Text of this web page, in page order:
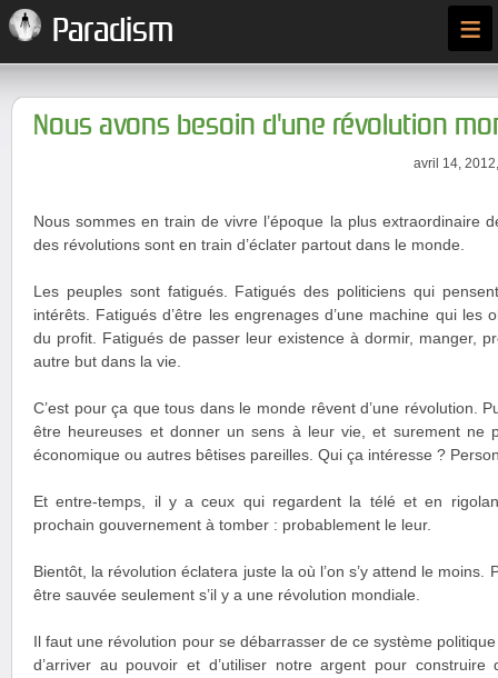
Paradism ≡
Nous avons besoin d'une révolution
avril 14,
Nous sommes en train de vivre l’époque la plus extraordinaire
des révolutions sont en train d’éclater partout dans le monde.
Les peuples sont fatigués. Fatigués des politiciens qui
intérêts. Fatigués d’être les engrenages d’une machine qui les
du profit. Fatigués de passer leur existence à dormir, manger,
autre but dans la vie.
C’est pour ça que tous dans le monde rêvent d’une révolution.
être heureuses et donner un sens à leur vie, et surement ne
économique ou autres bêtises pareilles. Qui ça intéresse ?
Et entre-temps, il y a ceux qui regardent la télé et en
prochain gouvernement à tomber : probablement le leur.
Bientôt, la révolution éclatera juste la où l’on s’y attend le moins.
être sauvée seulement s’il y a une révolution mondiale.
Il faut une révolution pour se débarrasser de ce système
d’arriver au pouvoir et d’utiliser notre argent pour